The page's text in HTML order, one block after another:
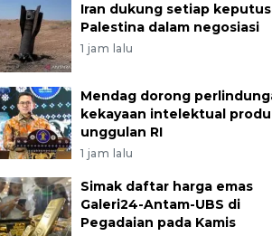
Iran dukung setiap
Palestina dalam negosiasi
1 jam lalu
Mendag dorong
kekayaan intelektual
unggulan RI
1 jam lalu
Simak daftar harga emas
Galeri24-Antam-UBS di
Pegadaian pada Kamis